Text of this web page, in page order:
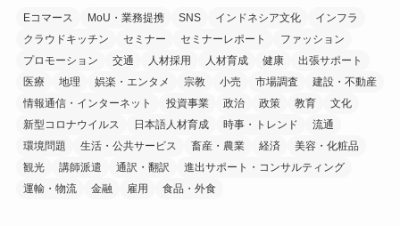
Eコマース MoU・業務提携 SNS インドネシア文化
インフラ
クラウドキッチン
セミナー セミナーレポート
ファッション
プロモーション
交通 人材採用 人材育成 健康
出張サポート
医療
地理 娯楽・エンタメ 宗教 小売 市場調査
建設・不動産
情報通信・インターネット
投資事業 政治 政策 教育
文化
新型コロナウイルス
日本語人材育成 時事・トレンド
流通
環境問題
生活・公共サービス 畜産・農業 経済
美容・化粧品
観光
講師派遣 通訳・翻訳
進出サポート・コンサルティング
運輸・物流
金融 雇用 食品・外食